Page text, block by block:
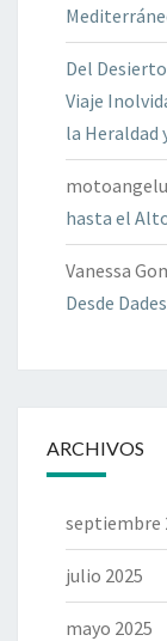
Del
Viaje
la Heraldad
motoangelu
hasta el
Vanessa
Desde
ARCHIVOS
septiembre
julio 2025
mayo 2025